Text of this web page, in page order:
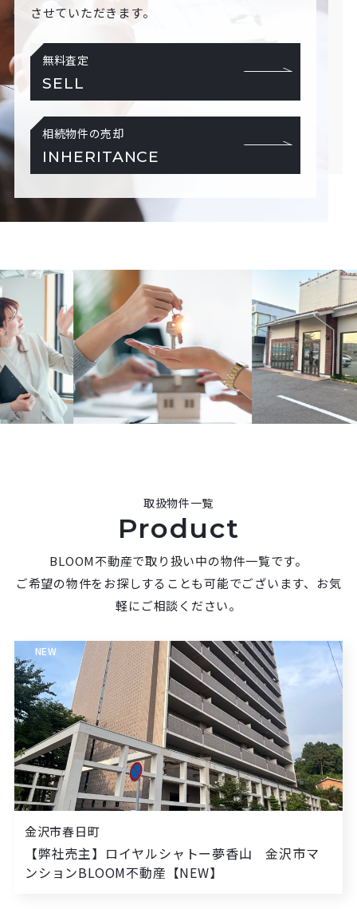
させていただきます。
無料査定
SELL
相続物件の売却
INHERITANCE
取扱物件一覧
Product
BLOOM不動産で取り扱い中の物件一覧です。
ご希望の物件をお探しすることも可能でございます、お気
軽にご相談ください。
金沢市春日町
【弊社売主】ロイヤルシャトー夢香山 金沢市マ
ンションBLOOM不動産【NEW】
NEW